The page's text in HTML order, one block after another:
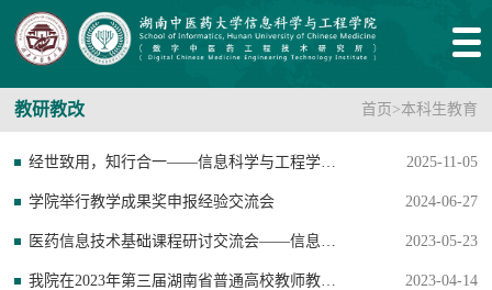
教研教改 首页 >本科生教育
经世致用，知行合一——信息科学与工程学院举办青年教师教学竞赛备赛专题讲座 2025-11-05
学院举行教学成果奖申报经验交流会 2024-06-27
医药信息技术基础课程研讨交流会——信息管理与信息系统系（医药信息技术基础教研部）开展基层教学组织活动 2023-05-23
我院在2023年第三届湖南省普通高校教师教学创新大赛中获二等奖 2023-04-14